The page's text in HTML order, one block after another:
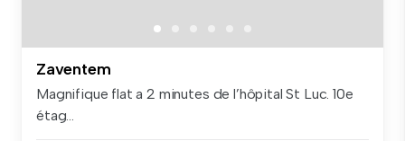
Zaventem
Magnifique flat a 2 minutes de l’hôpital St Luc. 10e
étag...